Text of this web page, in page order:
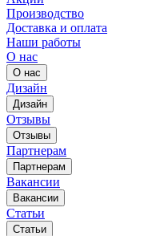
Производство
Доставка и оплата
Наши работы
О нас
О нас
Дизайн
Дизайн
Отзывы
Отзывы
Партнерам
Партнерам
Вакансии
Вакансии
Статьи
Статьи